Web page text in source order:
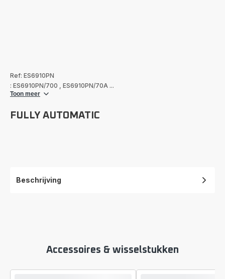
Ref: ES6910PN
: ES6910PN/700
ES6910PN/70A ...
Toon meer
FULLY AUTOMATIC
Beschrijving
Accessoires & wisselstukken